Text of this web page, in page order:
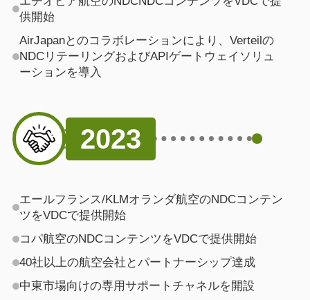
供開始
AirJapanとのコラボレーションにより、Verteilの
NDCリテーリングおよびAPIゲートウェイソリュ
ーションを導入
2023
エールフランス/KLMオランダ航空のNDCコンテン
ツをVDCで提供開始
コパ航空のNDCコンテンツをVDCで提供開始
40社以上の航空会社とパートナーシップ達成
中東市場向けの専用サポートチャネルを開設